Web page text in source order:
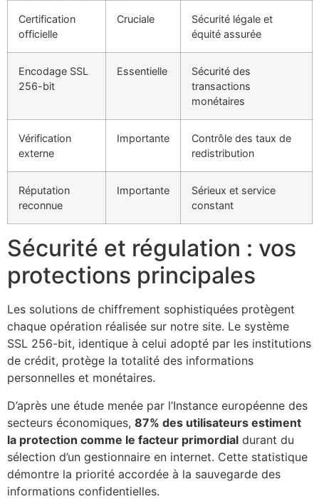
Certification
officielle
Cruciale
Sécurité légale et
équité assurée
Encodage SSL
256-bit
Essentielle
Sécurité des
transactions
monétaires
Vérification
externe
Importante
Contrôle des taux de
redistribution
Réputation
reconnue
Importante
Sérieux et service
constant
Sécurité et régulation : vos
protections principales
Les solutions de chiffrement sophistiquées protègent
chaque opération réalisée sur notre site. Le système
SSL 256-bit, identique à celui adopté par les institutions
de crédit, protège la totalité des informations
personnelles et monétaires.
D’après une étude menée par l’Instance européenne des
secteurs économiques, 87% des utilisateurs estiment
la protection comme le facteur primordial durant du
sélection d’un gestionnaire en internet. Cette statistique
démontre la priorité accordée à la sauvegarde des
informations confidentielles.